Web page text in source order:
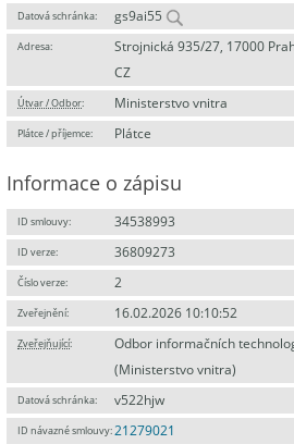
Datová schránka: gs9ai55
Adresa:
Strojnická 935/27, 17000
CZ
Útvar / Odbor: Ministerstvo vnitra
Plátce / příjemce: Plátce
Informace o zápisu
ID smlouvy: 34538993
ID verze: 36809273
Číslo verze: 2
Zveřejnění: 16.02.2026 10:10:52
Zveřejňující:
Odbor informačních
(Ministerstvo vnitra)
Datová schránka: v522hjw
ID návazné smlouvy:21279021